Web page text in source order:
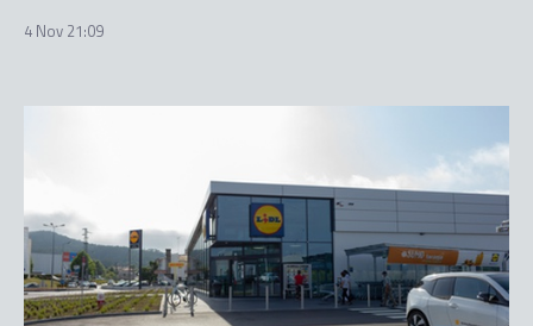
4 Nov 21:09